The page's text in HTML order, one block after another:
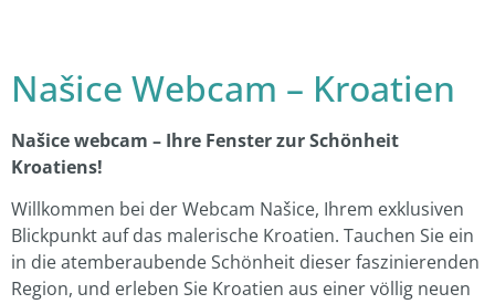
Našice Webcam – Kroatien
Našice webcam – Ihre Fenster zur Schönheit
Kroatiens!
Willkommen bei der Webcam Našice, Ihrem exklusiven
Blickpunkt auf das malerische Kroatien. Tauchen Sie ein
in die atemberaubende Schönheit dieser faszinierenden
Region, und erleben Sie Kroatien aus einer völlig neuen